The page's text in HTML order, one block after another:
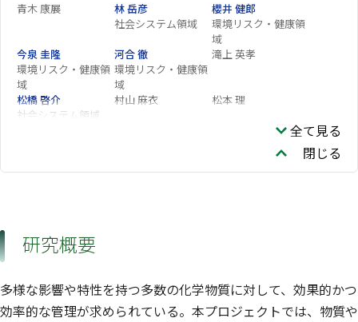
青木 康展
林 岳彦
社会システム領域
櫻井 健郎
環境リスク・健康領
域
今泉 圭隆
環境リスク・健康領
域
河合 徹
環境リスク・健康領
域
滝上 英孝
松橋 啓介
社会システム領域
村山 麻衣
松本 理
全て見る
閉じる
研究概要
多様な影響や特性を持つ多数の化学物質に対して、効果的かつ
効率的な管理が求められている。本プロジェクトでは、物質や